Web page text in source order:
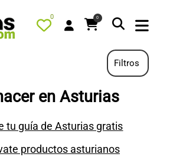
0 0
Filtros
en Asturias
tu guía de Asturias gratis
productos asturianos